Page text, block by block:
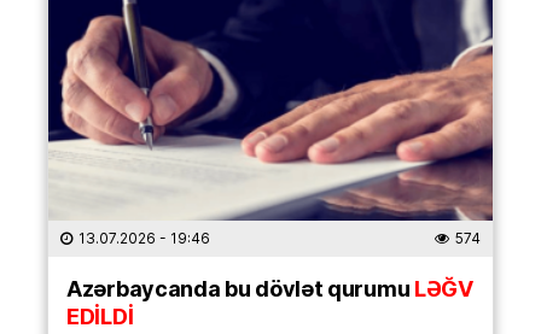
13.07.2026 - 19:46 574
Azərbaycanda bu dövlət qurumuLƏĞV
EDİLDİ